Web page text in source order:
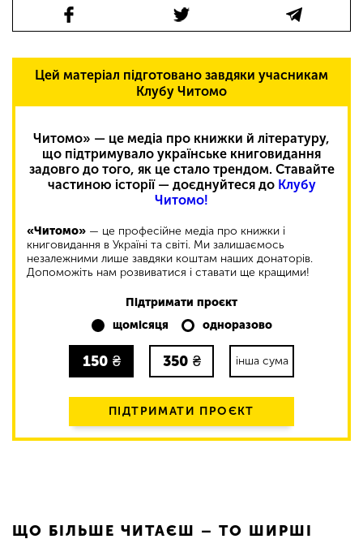
Цей матеріал підготовано завдяки учасникам
Клубу Читомо
Читомо» — це медіа про книжки й літературу,
що підтримувало українське книговидання
задовго до того, як це стало трендом. Ставайте
частиною історії — доєднуйтеся до Клубу
Читомо!
«Читомо» — це професійне медіа про книжки і
книговидання в Україні та світі. Ми залишаємось
незалежними лише завдяки коштам наших донаторів.
Допоможіть нам розвиватися і ставати ще кращими!
Підтримати проєкт
щомісяця
одноразово
150 ₴ 350 ₴ інша сума
ПІДТРИМАТИ ПРОЄКТ
ЩО БІЛЬШЕ ЧИТАЄШ – ТО ШИРШІ